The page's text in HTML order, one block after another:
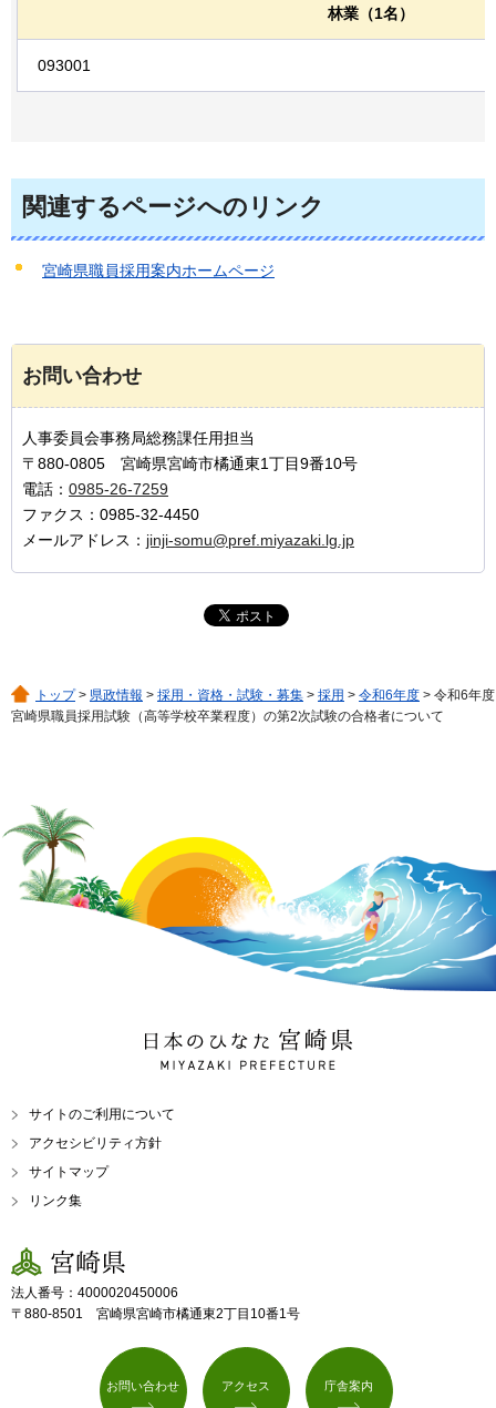
林業（1名）
093001
関連するページへのリンク
宮崎県職員採用案内ホームページ
お問い合わせ
人事委員会事務局総務課任用担当
〒880-0805 宮崎県宮崎市橘通東1丁目9番10号
電話： 0985-26-7259
ファクス：0985-32-4450
メールアドレス： jinji-somu@pref.miyazaki.lg.jp
トップ> 県政情報 > 採用・資格・試験・募集 > 採用 > 令和6年度 > 令和6年度
宮崎県職員採用試験（高等学校卒業程度）の第2次試験の合格者について
日本のひなた 宮崎県
MIYAZAKI PREFECTURE
サイトのご利用について
アクセシビリティ方針
サイトマップ
リンク集
宮崎県
法人番号：4000020450006
〒880-8501 宮崎県宮崎市橘通東2丁目10番1号
お問い合わせ アクセス 庁舎案内